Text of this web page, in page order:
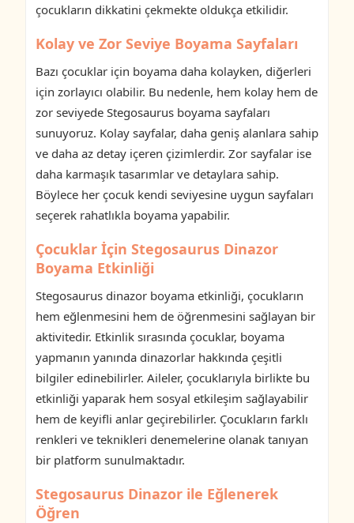
çocukların dikkatini çekmekte oldukça etkilidir.
Kolay ve Zor Seviye Boyama Sayfaları
Bazı çocuklar için boyama daha kolayken, diğerleri
için zorlayıcı olabilir. Bu nedenle, hem kolay hem de
zor seviyede Stegosaurus boyama sayfaları
sunuyoruz. Kolay sayfalar, daha geniş alanlara sahip
ve daha az detay içeren çizimlerdir. Zor sayfalar ise
daha karmaşık tasarımlar ve detaylara sahip.
Böylece her çocuk kendi seviyesine uygun sayfaları
seçerek rahatlıkla boyama yapabilir.
Çocuklar İçin Stegosaurus Dinazor
Boyama Etkinliği
Stegosaurus dinazor boyama etkinliği, çocukların
hem eğlenmesini hem de öğrenmesini sağlayan bir
aktivitedir. Etkinlik sırasında çocuklar, boyama
yapmanın yanında dinazorlar hakkında çeşitli
bilgiler edinebilirler. Aileler, çocuklarıyla birlikte bu
etkinliği yaparak hem sosyal etkileşim sağlayabilir
hem de keyifli anlar geçirebilirler. Çocukların farklı
renkleri ve teknikleri denemelerine olanak tanıyan
bir platform sunulmaktadır.
Stegosaurus Dinazor ile Eğlenerek
Öğren